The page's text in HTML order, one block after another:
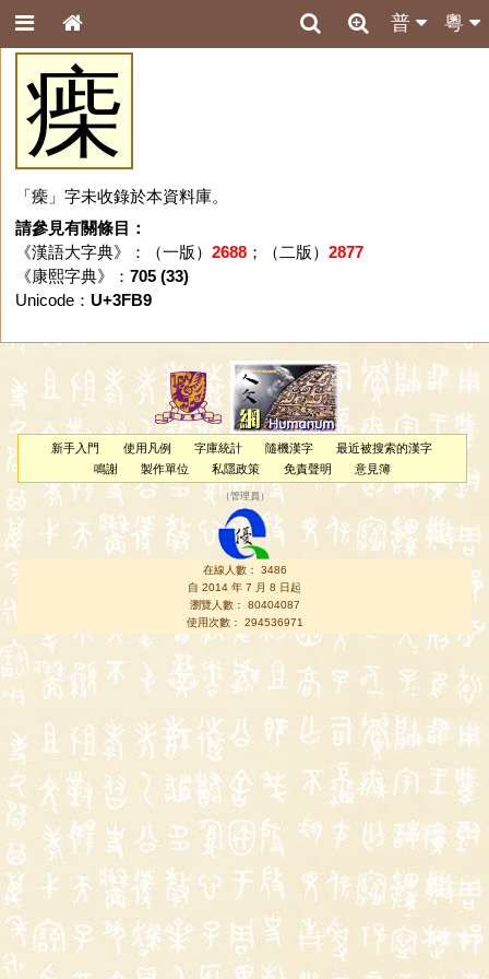
粵
普
㾹
「㾹」字未收錄於本資料庫。
請參見有關條目：
《漢語大字典》：（一版） 2688；（二版） 2877
《康熙字典》： 705 (33)
Unicode： U+3FB9
新手入門 使用凡例 字庫統計 隨機漢字
最近被搜索的漢字
鳴謝
製作單位 私隱政策 免責聲明 意見簿
（管理員 ）
在線人數： 3486
自 2014 年 7 月 8 日起
瀏覽人數： 80404087
使用次數： 294536971